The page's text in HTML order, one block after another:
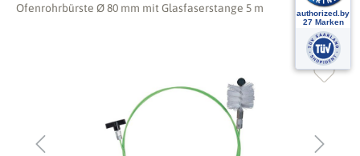
Ofenrohrbürste Ø 80 mm mit Glasfaserstange 5 m